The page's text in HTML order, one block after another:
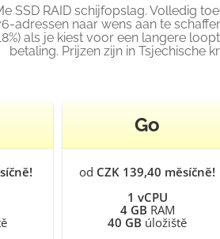
SSD RAID schijfopslag. Volledig
adressen naar wens aan te
als je kiest voor een langere
betaling. Prijzen zijn in Tsjechische
Go
od CZK 139,40 měsíčně!
1 vCPU
4 GB RAM
40 GB úložiště